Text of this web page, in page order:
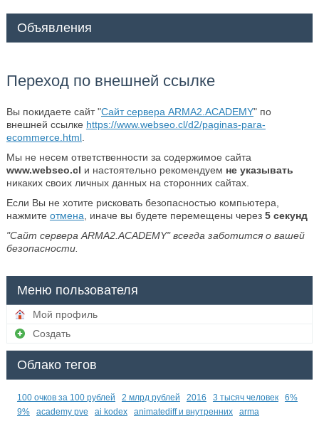
Объявления
Переход по внешней ссылке
Вы покидаете сайт "Сайт сервера ARMA2.ACADEMY" по
внешней ссылке https://www.webseo.cl/d2/paginas-para-
ecommerce.html.
Мы не несем ответственности за содержимое сайта
www.webseo.cl и настоятельно рекомендуем не указывать
никаких своих личных данных на сторонних сайтах.
Если Вы не хотите рисковать безопасностью компьютера,
нажмите отмена , иначе вы будете перемещены через 5секунд
"Сайт сервера ARMA2.ACADEMY" всегда заботится о вашей
безопасности.
Меню пользователя
Мой профиль
Создать
Облако тегов
100 очков за 100 рублей 2 млрд рублей 2016 3 тысяч человек
6%
9%
academy pve ai kodex animatediff и внутренних arma